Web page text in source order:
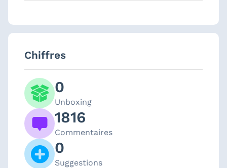
Chiffres
0
Unboxing
1816
Commentaires
0
Suggestions